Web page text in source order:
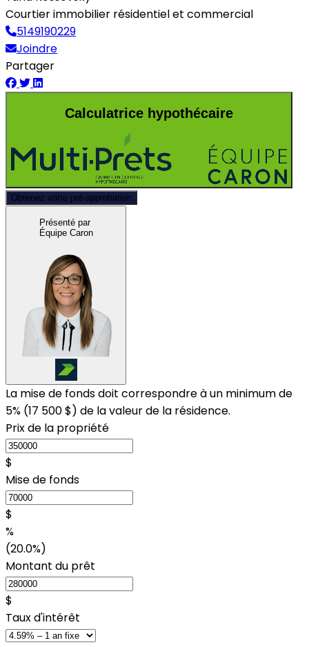
Courtier immobilier résidentiel et commercial
5149190229
Joindre
Partager
Calculatrice hypothécaire
Obtenez votre pré-approbation
Présenté par
Équipe Caron
La mise de fonds doit correspondre à un minimum de
5% (17 500 $) de la valeur de la résidence.
Prix de la propriété
$
Mise de fonds
$
%
(20.0%)
Montant du prêt
$
Taux d'intérêt